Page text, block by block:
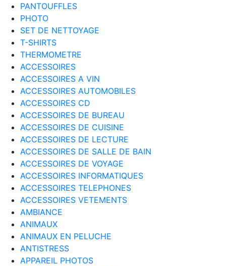
PANTOUFFLES
PHOTO
SET DE NETTOYAGE
T-SHIRTS
THERMOMETRE
ACCESSOIRES
ACCESSOIRES A VIN
ACCESSOIRES AUTOMOBILES
ACCESSOIRES CD
ACCESSOIRES DE BUREAU
ACCESSOIRES DE CUISINE
ACCESSOIRES DE LECTURE
ACCESSOIRES DE SALLE DE BAIN
ACCESSOIRES DE VOYAGE
ACCESSOIRES INFORMATIQUES
ACCESSOIRES TELEPHONES
ACCESSOIRES VETEMENTS
AMBIANCE
ANIMAUX
ANIMAUX EN PELUCHE
ANTISTRESS
APPAREIL PHOTOS